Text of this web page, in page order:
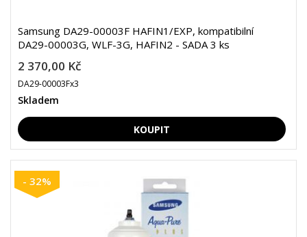
Samsung DA29-00003F HAFIN1/EXP, kompatibilní
DA29-00003G, WLF-3G, HAFIN2 - SADA 3 ks
2 370,00 Kč
DA29-00003Fx3
Skladem
- 32%